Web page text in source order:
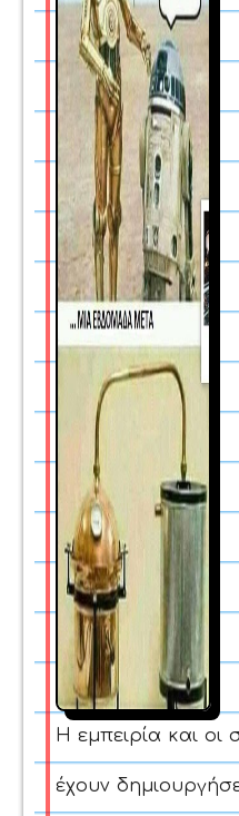
Η εμπειρία και οι
έχουν